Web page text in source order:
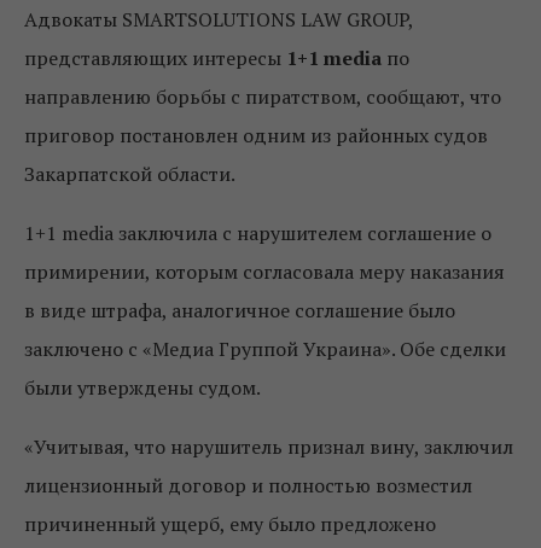
Адвокаты SMARTSOLUTIONS LAW GROUP,
представляющих интересы 1+1 media по
направлению борьбы с пиратством, сообщают, что
приговор постановлен одним из районных судов
Закарпатской области.
1+1 media заключила с нарушителем соглашение о
примирении, которым согласовала меру наказания
в виде штрафа, аналогичное соглашение было
заключено с «Медиа Группой Украина». Обе сделки
были утверждены судом.
«Учитывая, что нарушитель признал вину, заключил
лицензионный договор и полностью возместил
причиненный ущерб, ему было предложено